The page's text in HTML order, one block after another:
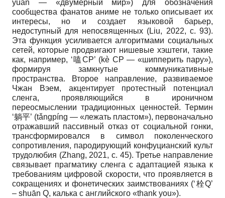
yuán — «двумерный мир») для обозначения
сообщества фанатов аниме не только описывает их
интересы, но и создает языковой барьер,
недоступный для непосвященных (Liu, 2022, с. 93).
Эта функция усиливается алгоритмами социальных
сетей, которые продвигают нишевые хэштеги, такие
как, например, ‘嗑CP’ (kè CP — «шипперить пару»),
формируя замкнутые коммуникативные
пространства. Второе направление, развиваемое
Чжан Вэем, акцентирует протестный потенциал
сленга, проявляющийся в ироничном
переосмыслении традиционных ценностей. Термин
‘躺平’ (tǎngpíng — «лежать пластом»), первоначально
отражавший пассивный отказ от социальной гонки,
трансформировался в символ поколенческого
сопротивления, пародирующий конфуцианский культ
трудолюбия (Zhang, 2021, c. 45). Третье направление
связывает прагматику сленга с адаптацией языка к
требованиям цифровой скорости, что проявляется в
сокращениях и фонетических заимствованиях (‘栓Q’
– shuān Q, калька с английского «thank you»).